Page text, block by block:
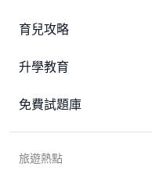
育兒攻略
升學教育
免費試題庫
旅遊熱點